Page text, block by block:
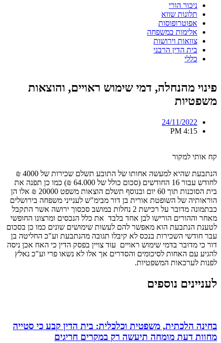
ניכור הורי
תלונות שווא
אפוטרופוסות
אלימות במשפחה
צוואות וירושות
בית הדין הרבני
כללי
פינוי מהנחלה, דמי שימוש ראויים, והוצאות
משפטיות
24/11/2022
4:15 PM
קח אותי למקור
הנתבעת שהיא למעשה אחותו של התובע תשלם שכירות של 4000 ₪
לחודש עבור 16 החודשים (סכום כולל של 64.000 ₪) כמו כן תפנה את
בית הסוכנות תוך 60 יום ובנוסף תשלם הוצאות משפט 20000 ₪ אלו הן
הוראותיה של השופטת אורית בן דור מבימ"ש לענייני משפחה בירושלים
כבתמונה מדובר על רכישת 2 נחלות במושב סכסוך ירושה אשר התקבל
מאחר וההורים הורישו לבן אחד בלבד את כלל הנכסים ומרצונו החופשי
לטענת הנתבעת הוא מאפשר להם לעשות שימושים שונים כמו כן בסכום
עבר חודשי השכירות בנכס לא קיבלו תגובה מהנתבעת וע"כ החליטה בן
דור כי מדובר בדמי שימוש ראויים עוד צויין בפסק הדין כי האח אכן ניסה
להגיע עם האחות לסיכומים והסדרים אך אלו לא נשאו פרי וע"כ נאלץ
לפנות לערכאות המשפטיות.
לעניינים נוספים
בחינה הלכתית, משפטית וכלכלית: בית הדין קבע כי סטייה
מחוות דעת מומחה תיעשה רק במקרים חריגים